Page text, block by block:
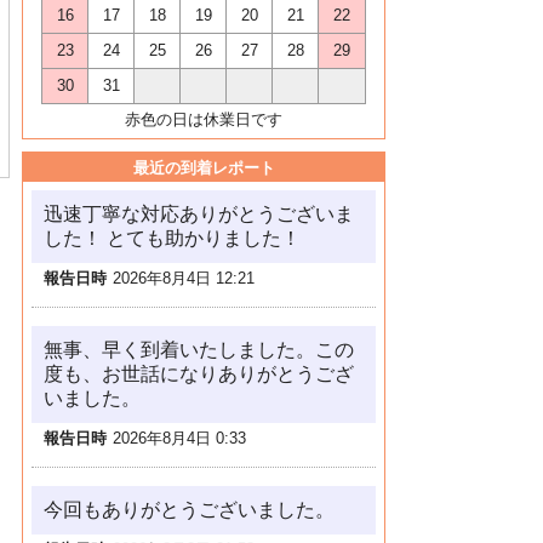
16
17 18 19 20 21
22
23
24 25 26 27 28
29
30
31
赤色の日は休業日です
最近の到着レポート
迅速丁寧な対応ありがとうございま
した！ とても助かりました！
報告日時 2026年8月4日 12:21
無事、早く到着いたしました。この
度も、お世話になりありがとうござ
いました。
報告日時 2026年8月4日 0:33
今回もありがとうございました。